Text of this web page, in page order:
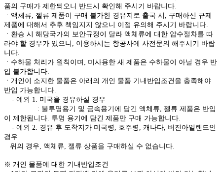
품의 구매가 제한되오니 반드시 확인해 주시기 바랍니다.
ㆍ액체류, 젤류 제품이 구매 불가한 경유지로 출국 시, 구매하신 규제
제품에 대해서 추후 책임지지 않으니 이점 유의해 주시기 바랍니다.
ㆍ환승 시 해당국가의 보안규정이 달라 액체류에 대한 압수절차를 따
라야 할 경우가 있으니, 이용하시는 항공사에 사전문의 해주시기 바랍
니다.
ㆍ수하물 처리가 원칙이며, 미사용한 새 제품은 수하물이 아닐 경우 반
입 불가합니다.
ㆍ개인이 소지한 물품은 아래의 개인 물품 기내반입조건을 충족해야
반입 가능합니다.
- 예외 1. 미국을 경유하실 경우
: 불투명용기 및 금속용기에 담긴 액체류, 젤류 제품은 반입
이 제한됩니다. 투명 용기에 담긴 제품만 구매 가능합니다.
- 예외 2. 경유 후 도착지가 미국령, 호주령, 캐나다, 버진아일랜드인
경우
위의 경우, 액체류, 젤류 상품을 구매하실 수 없습니다.
※ 개인 물품에 대한 기내반입조건